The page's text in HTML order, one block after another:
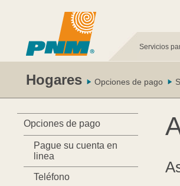
Servicios
Hogares Opciones de pago
Opciones de pago
Pague su cuenta en
linea
Teléfono